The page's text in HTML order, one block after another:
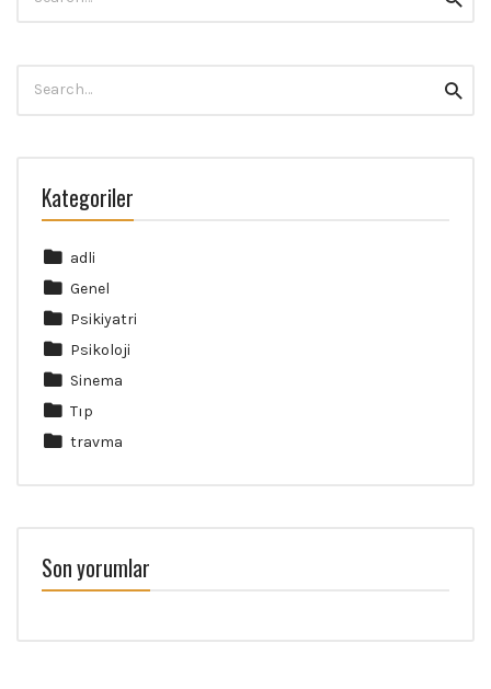
for:
for:
Kategoriler
adli
Genel
Psikiyatri
Psikoloji
Sinema
Tıp
travma
Son yorumlar